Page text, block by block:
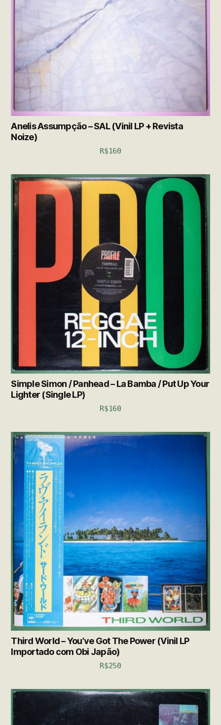
Anelis Assumpção – SAL (Vinil LP + Revista
Noize)
R$160
Simple Simon / Panhead – La Bamba / Put Up Your
Lighter (Single LP)
R$160
Third World – You’ve Got The Power (Vinil LP
Importado com Obi Japão)
R$250